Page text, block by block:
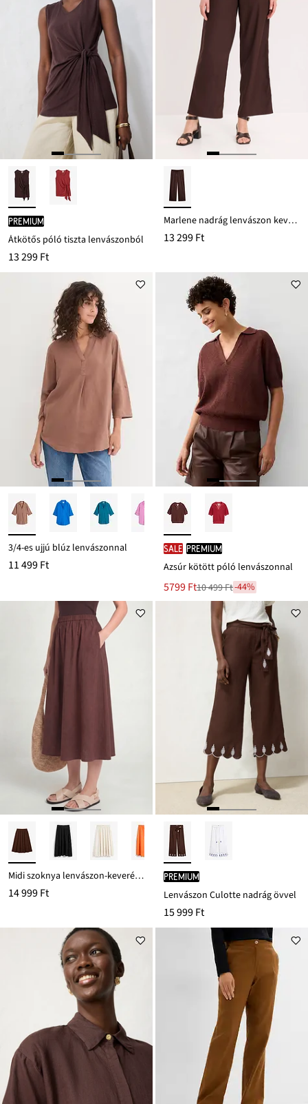
PREMIUM
Átkötős póló tiszta lenvászonból
13 299 Ft
Marlene nadrág lenvászon keverékkel
13 299 Ft
3/4-es ujjú blúz lenvászonnal
11 499 Ft
SALE PREMIUM
Azsúr kötött póló lenvászonnal
Új
ár
5799 Ft
Leárazva10 499 Ft-44%
Midi szoknya lenvászon-keverékből
14 999 Ft
PREMIUM
Lenvászon Culotte nadrág övvel
15 999 Ft